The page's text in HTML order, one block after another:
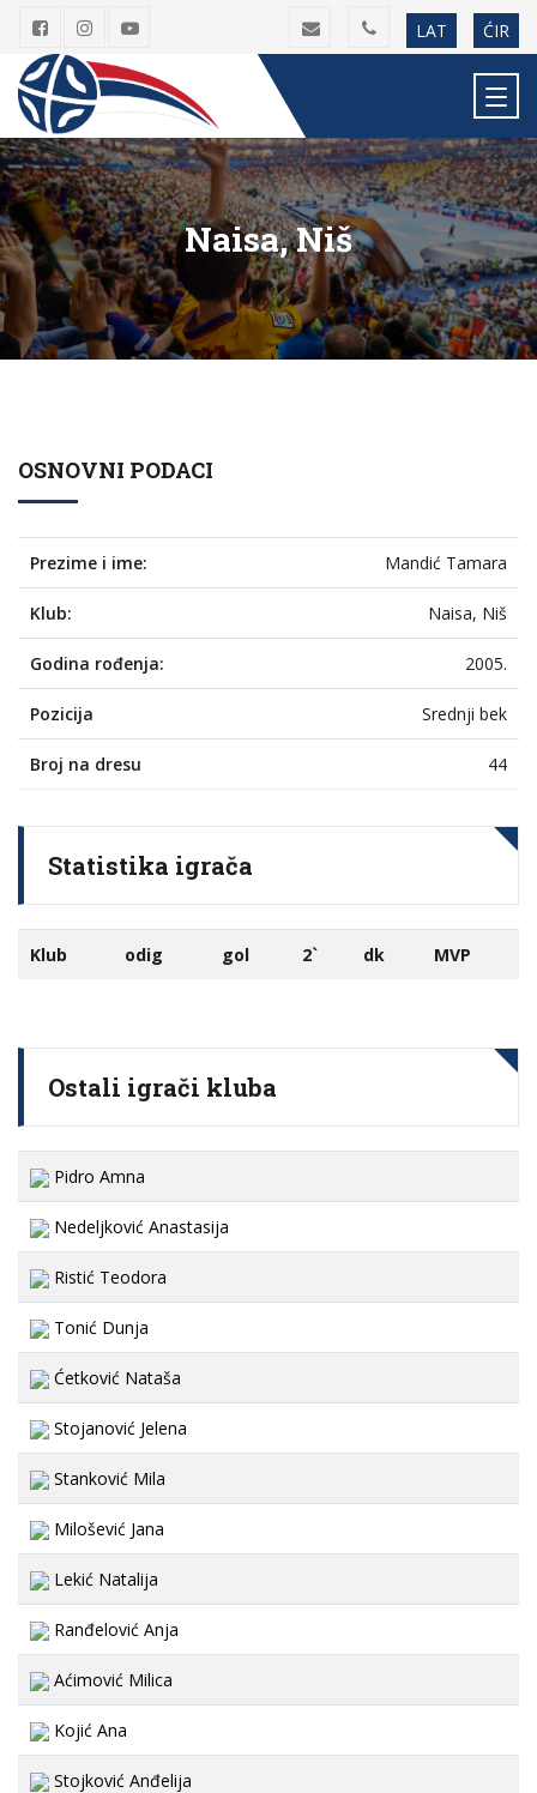
LAT ĆIR
Naisa, Niš
OSNOVNI PODACI
Prezime i ime: Mandić Tamara
Klub: Naisa, Niš
Godina rođenja: 2005.
Pozicija Srednji bek
Broj na dresu 44
Statistika igrača
Klub odig gol 2` dk MVP
Ostali igrači kluba
Pidro Amna
Nedeljković Anastasija
Ristić Teodora
Tonić Dunja
Ćetković Nataša
Stojanović Jelena
Stanković Mila
Milošević Jana
Lekić Natalija
Ranđelović Anja
Aćimović Milica
Kojić Ana
Stojković Anđelija